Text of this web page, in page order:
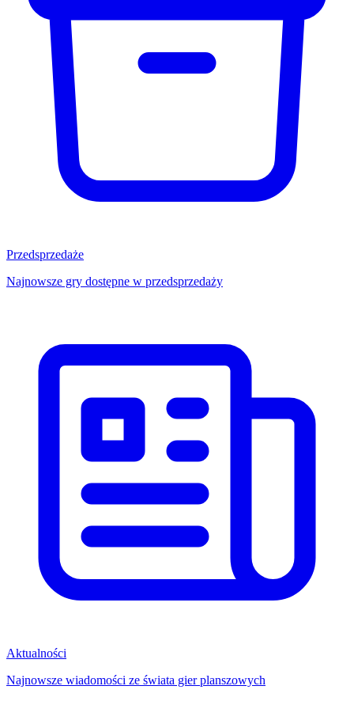
Przedsprzedaże
Najnowsze gry dostępne w przedsprzedaży
Aktualności
Najnowsze wiadomości ze świata gier planszowych